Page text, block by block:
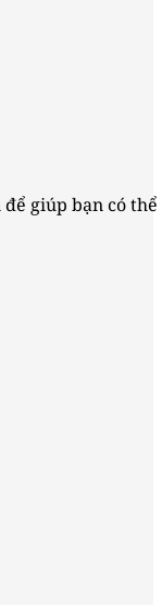
giúp bạn có